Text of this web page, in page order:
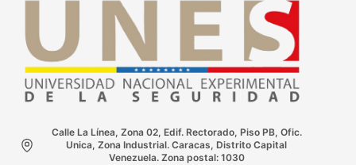
Calle La Línea, Zona 02, Edif. Rectorado, Piso PB, Ofic.
Unica, Zona Industrial. Caracas, Distrito Capital
Venezuela. Zona postal: 1030